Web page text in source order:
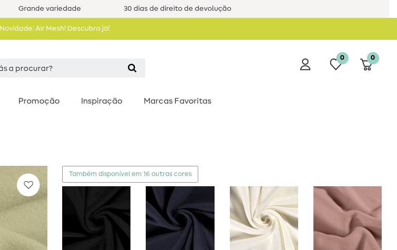
Grande variedade 30 dias de direito de devolução
Novidade: Air Mesh! Descubra já!
0 0
Promoção Inspiração Marcas Favoritas
Também disponível em 16 outras cores